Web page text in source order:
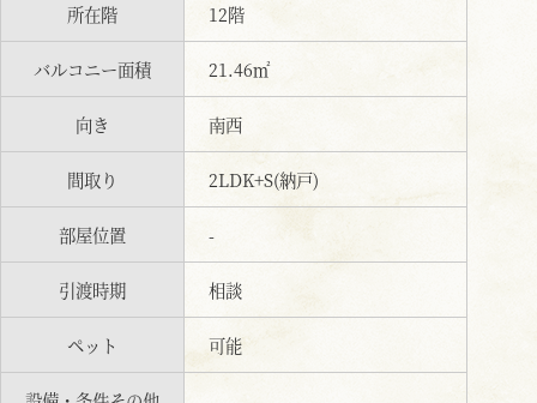
所在階 12階
バルコニー面積 21.46㎡
向き 南西
間取り 2LDK+S(納戸)
部屋位置 -
引渡時期 相談
ペット 可能